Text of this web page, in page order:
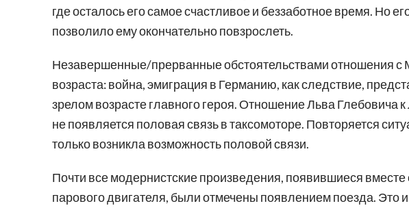
где осталось его самое счастливое и беззаботное время. Но
позволило ему окончательно повзрослеть.
Незавершенные/прерванные обстоятельствами отношения с
возраста: война, эмиграция в Германию, как следствие,
зрелом возрасте главного героя. Отношение Льва Глебовича
не появляется половая связь в таксомоторе. Повторяется
только возникла возможность половой связи.
Почти все модернистские произведения, появившиеся
парового двигателя, были отмечены появлением поезда.